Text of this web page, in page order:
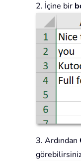
2. İçine bir
3. Ardından